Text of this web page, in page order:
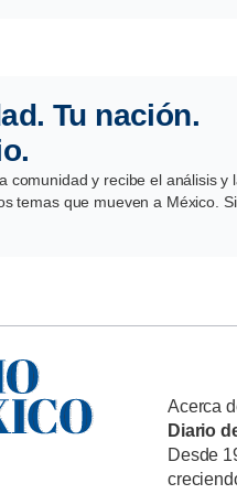
Tu nación.
comunidad y recibe el análisis y
temas que mueven a México.
Acerca
Diario
Desde